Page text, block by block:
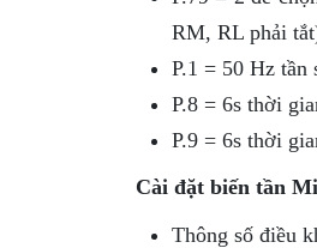
RM, RL phải
P.1 = 50 Hz tần
P.8 = 6s thời
P.9 = 6s thời
Cài đặt biến tần
Thông số điều